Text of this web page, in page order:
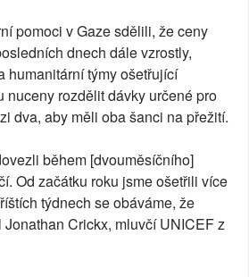
pomoci v Gaze sdělili, že ceny
dnech dále vzrostly,
humanitární týmy ošetřující
nuceny rozdělit dávky určené pro
dva, aby měli oba šanci na přežití.
během [dvouměsíčního]
Od začátku roku jsme ošetřili více
týdnech se obáváme, že
Jonathan Crickx, mluvčí UNICEF z